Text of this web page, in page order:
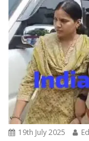
t
i
o
n
19th July 2025